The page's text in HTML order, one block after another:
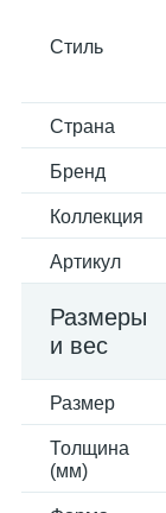
Стиль
Страна
Бренд
Коллекция
Артикул
Размеры
и вес
Размер
Толщина
(мм)